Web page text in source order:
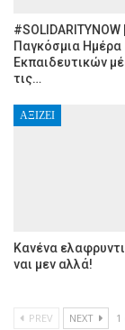
#SOLIDARITYNOW |
Παγκόσμια Ημέρα
Εκπαιδευτικών
τις…
ΑΞΊΖΕΙ
Κανένα
ναι μεν αλλά!
PREV NEXT 1